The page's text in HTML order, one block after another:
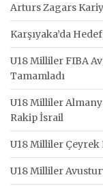
Arturs Zagars
Karşıyaka’da
U18 Milliler FIBA
Tamamladı
U18 Milliler
Rakip İsrail
U18 Milliler Çeyrek
U18 Milliler